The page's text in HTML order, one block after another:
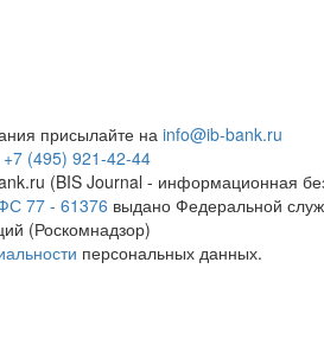
присылайте наinfo@ib-bank.ru
+7 (495) 921-42-44
(BIS Journal - информационная
77 - 61376 выдано Федеральной
(Роскомнадзор)
персональных данных.